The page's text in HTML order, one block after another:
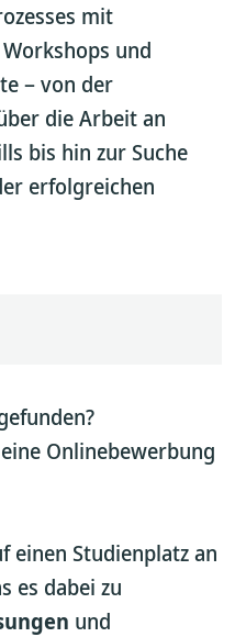
mit
und
– von der
die Arbeit an
bis hin zur Suche
erfolgreichen
Onlinebewerbung
einen Studienplatz an
es dabei zu
und